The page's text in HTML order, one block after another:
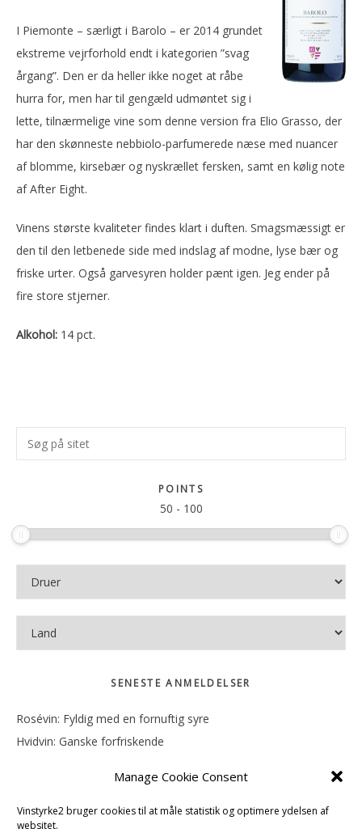
Manage Cookie Consent
Vinstyrke2 bruger cookies til at måle statistik og optimere ydelsen af
websitet.
I Piemonte – særligt i Barolo – er 2014 grundet
ekstreme vejrforhold endt i kategorien ”svag
årgang”. Den er da heller ikke noget at råbe
hurra for, men har til gengæld udmøntet sig i
lette, tilnærmelige vine som denne version fra Elio Grasso, der
har den skønneste nebbiolo-parfumerede næse med nuancer
af blomme, kirsebær og nyskrællet fersken, samt en kølig note
af After Eight.
Vinens største kvaliteter findes klart i duften. Smagsmæssigt er
den til den letbenede side med indslag af modne, lyse bær og
friske urter. Også garvesyren holder pænt igen. Jeg ender på
fire store stjerner.
Alkohol: 14 pct.
Primær
Sidebar
Søg
på
POINTS
50 - 100
SENESTE ANMELDELSER
Rosévin: Fyldig med en fornuftig syre
Hvidvin: Ganske forfriskende
Hvidvin: Smørfedme og tropisk sødme
Rosévin: Blød, rund og sødladen